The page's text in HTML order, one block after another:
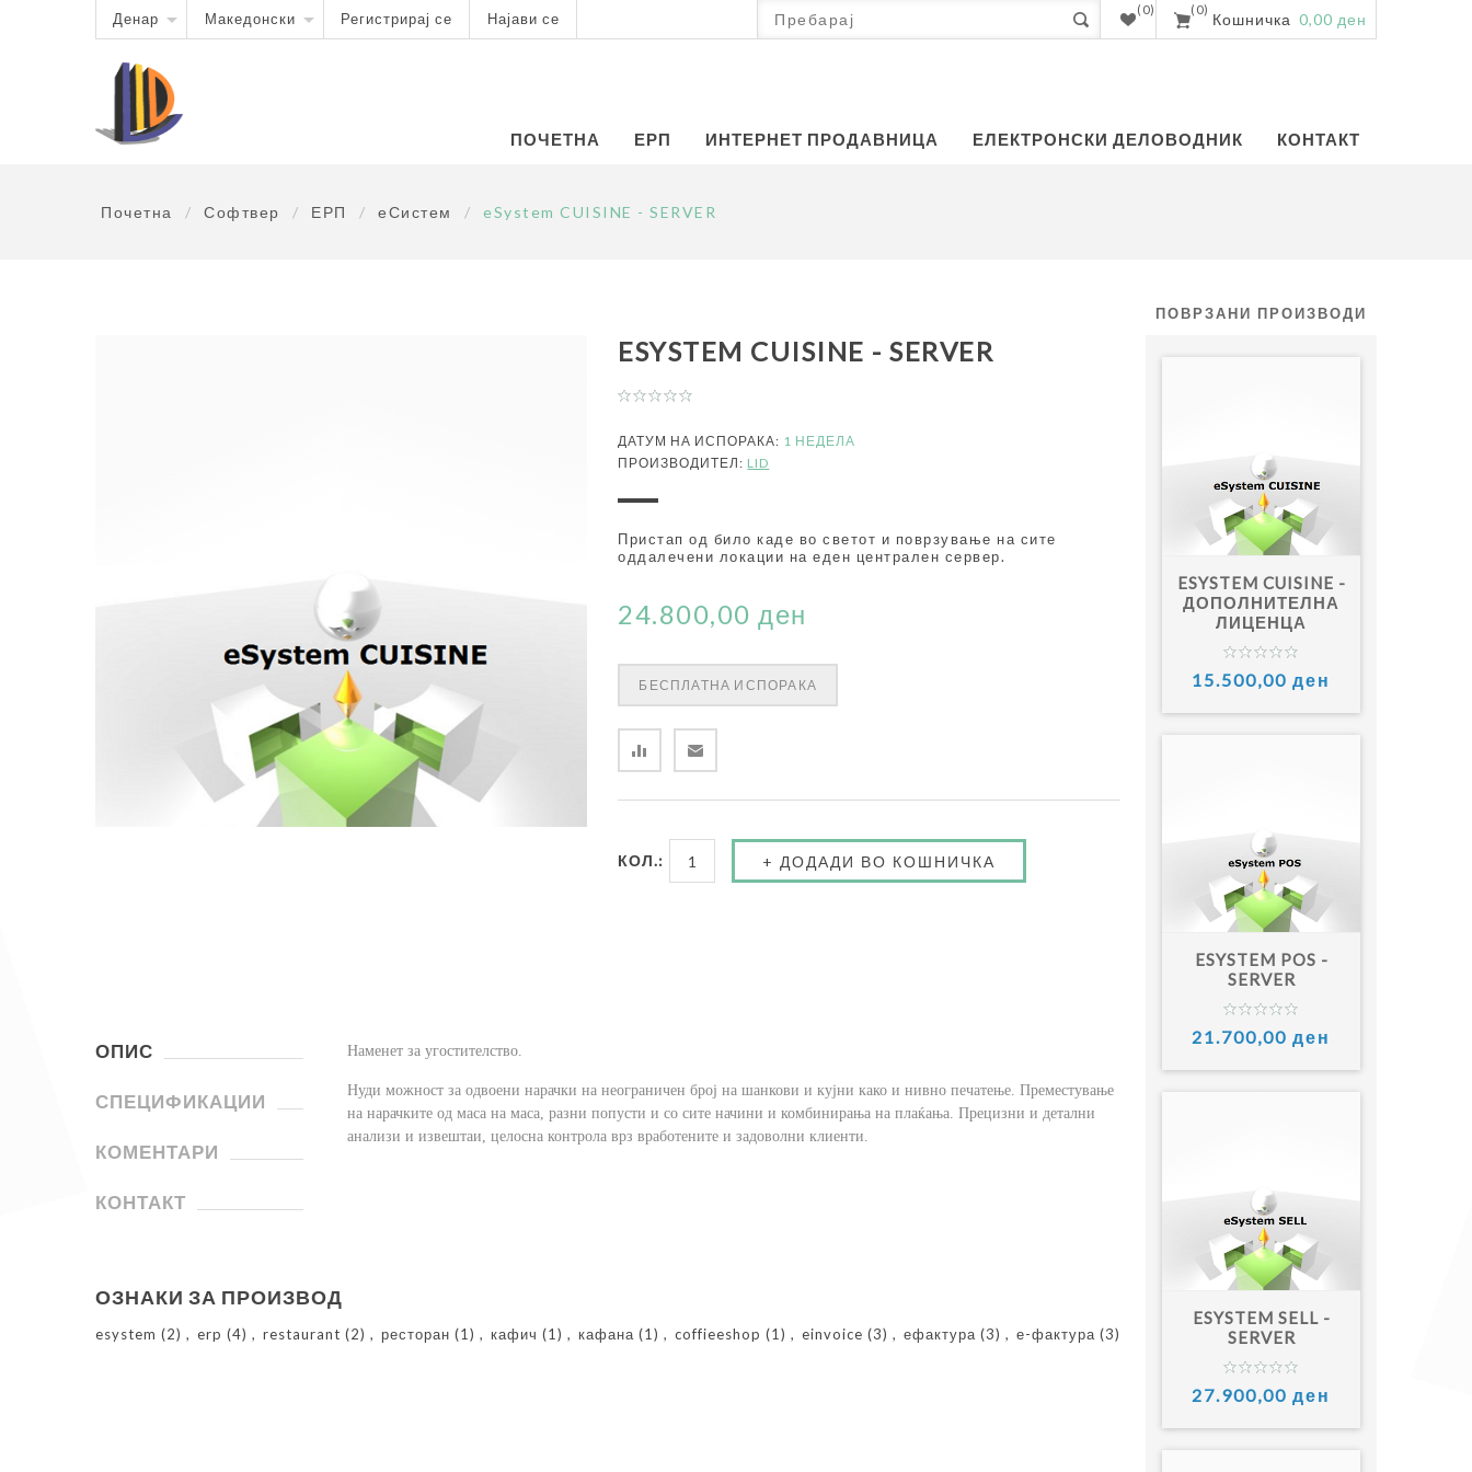
Денар Македонски Регистрирај се Најави се
(0) (0)
Кошничка 0,00 ден
ПОЧЕТНА ЕРП ИНТЕРНЕТ ПРОДАВНИЦА ЕЛЕКТРОНСКИ ДЕЛОВОДНИК КОНТАКТ
Почетна / Софтвер / ЕРП / еСистем / eSystem CUISINE - SERVER
ESYSTEM CUISINE - SERVER
ДАТУМ НА ИСПОРАКА: 1 НЕДЕЛА
ПРОИЗВОДИТЕЛ: LID
Пристап од било каде во светот и поврзување на сите
оддалечени локации на еден централен сервер.
24.800,00 ден
БЕСПЛАТНА ИСПОРАКА
КОЛ.:
ОПИС
СПЕЦИФИКАЦИИ
КОМЕНТАРИ
КОНТАКТ
Наменет за угостителство.
Нуди можност за одвоени нарачки на неограничен број на шанкови и кујни како и нивно печатење. Преместување
на нарачките од маса на маса, разни попусти и со сите начини и комбинирања на плаќања. Прецизни и детални
анализи и извештаи, целосна контрола врз вработените и задоволни клиенти.
ОЗНАКИ ЗА ПРОИЗВОД
esystem (2) , erp (4) , restaurant (2) , ресторан (1) , кафич (1) , кафана (1) , coffieeshop (1) , einvoice (3) , ефактура (3) , е-фактура (3)
ПОВРЗАНИ ПРОИЗВОДИ
ESYSTEM CUISINE -
ДОПОЛНИТЕЛНА
ЛИЦЕНЦА
15.500,00 ден
ESYSTEM POS -
SERVER
21.700,00 ден
ESYSTEM SELL -
SERVER
27.900,00 ден